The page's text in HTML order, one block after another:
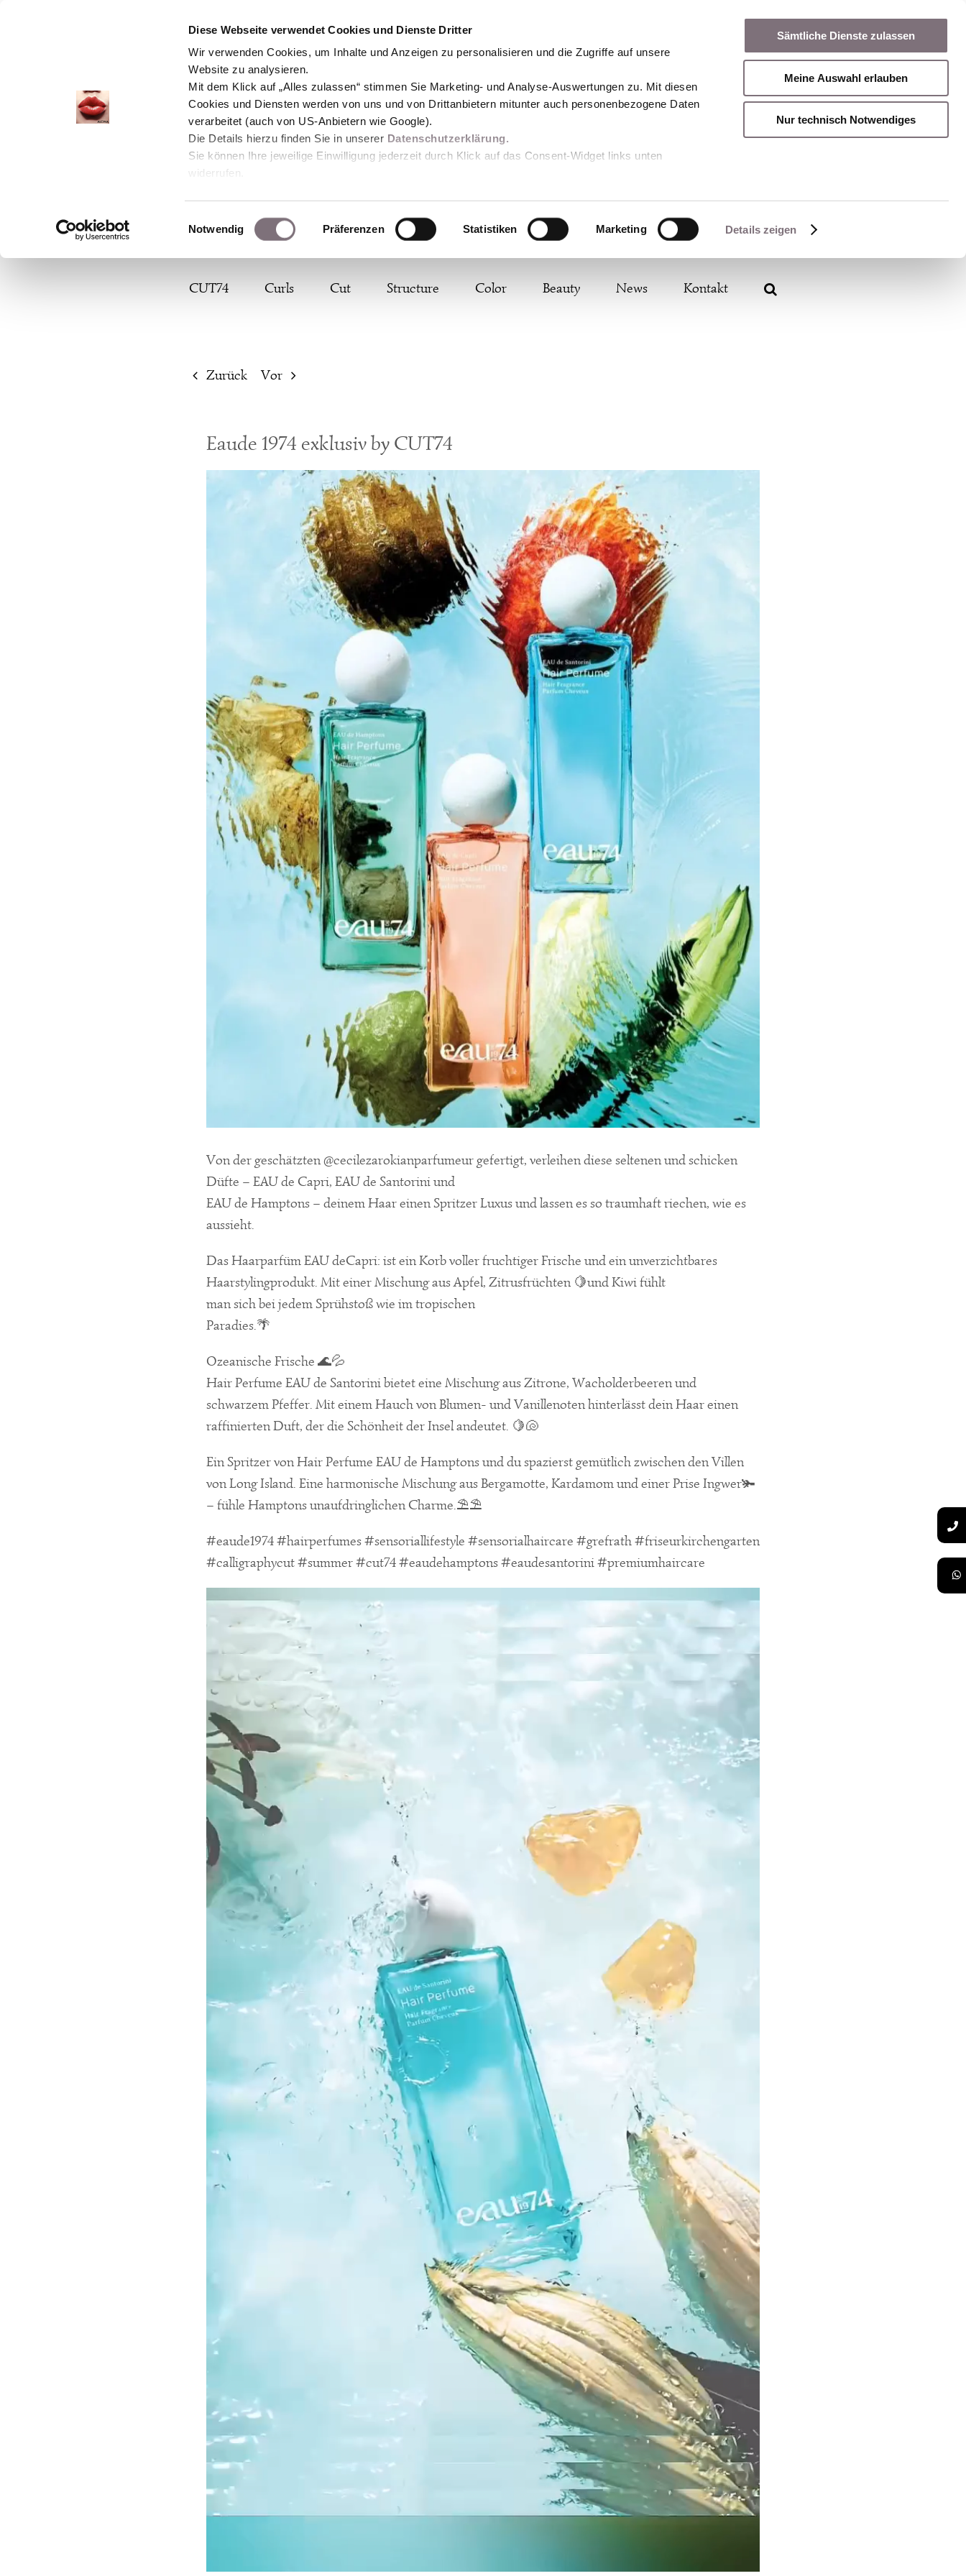
Diese Webseite verwendet Cookies und Dienste Dritter
Wir verwenden Cookies, um Inhalte und Anzeigen zu personalisieren und die Zugriffe auf unsere
Website zu analysieren.
Mit dem Klick auf „Alles zulassen“ stimmen Sie Marketing- und Analyse-Auswertungen zu. Mit diesen
Cookies und Diensten werden von uns und von Drittanbietern mitunter auch personenbezogene Daten
verarbeitet (auch von US-Anbietern wie Google).
Die Details hierzu finden Sie in unserer Datenschutzerklärung.
Sie können Ihre jeweilige Einwilligung jederzeit durch Klick auf das Consent-Widget links unten
widerrufen.
Einwilligungsauswahl
Notwendig Präferenzen Statistiken Marketing Details zeigen
Sämtliche Dienste zulassen
Meine Auswahl erlauben
Nur technisch Notwendiges
CUT74 Curls Cut Structure Color Beauty News Kontakt
Zurück Vor
Eaude 1974 exklusiv by CUT74
grösseres
Von der geschätzten @cecilezarokianparfumeur gefertigt, verleihen diese seltenen und schicken
Düfte – EAU de Capri, EAU de Santorini und
EAU de Hamptons – deinem Haar einen Spritzer Luxus und lassen es so traumhaft riechen, wie es
aussieht.
Das Haarparfüm EAU deCapri: ist ein Korb voller fruchtiger Frische und ein unverzichtbares
Haarstylingprodukt. Mit einer Mischung aus Apfel, Zitrusfrüchten 🍋und Kiwi fühlt
man sich bei jedem Sprühstoß wie im tropischen
Paradies.🌴
Ozeanische Frische 🌊💦
Hair Perfume EAU de Santorini bietet eine Mischung aus Zitrone, Wacholderbeeren und
schwarzem Pfeffer. Mit einem Hauch von Blumen- und Vanillenoten hinterlässt dein Haar einen
raffinierten Duft, der die Schönheit der Insel andeutet. 🍋🐚
Ein Spritzer von Hair Perfume EAU de Hamptons und du spazierst gemütlich zwischen den Villen
von Long Island. Eine harmonische Mischung aus Bergamotte, Kardamom und einer Prise Ingwer🫚
– fühle Hamptons unaufdringlichen Charme.⛱️⛱️
#eaude1974 #hairperfumes #sensoriallifestyle #sensorialhaircare #grefrath #friseurkirchengarten
#calligraphycut #summer #cut74 #eaudehamptons #eaudesantorini #premiumhaircare